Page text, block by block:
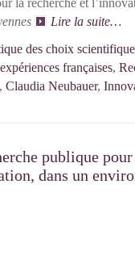
la recherche et
Lire la suite…
des choix
françaises,
, Claudia Neubauer,
publique
dans un